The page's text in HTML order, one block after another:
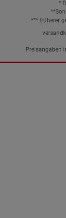
*
*** früherer
Preisangaben